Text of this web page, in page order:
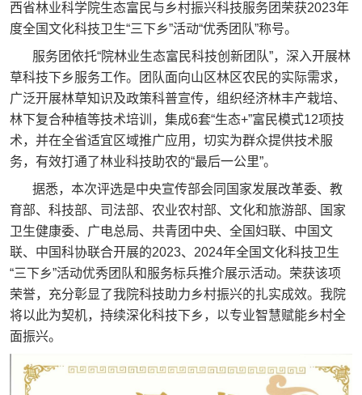
西省林业科学院生态富民与乡村振兴科技服务团荣获2023年
度全国文化科技卫生“三下乡”活动“优秀团队”称号。
服务团依托“院林业生态富民科技创新团队”，深入开展林
草科技下乡服务工作。团队面向山区林区农民的实际需求，
广泛开展林草知识及政策科普宣传，组织经济林丰产栽培、
林下复合种植等技术培训，集成6套“生态+”富民模式12项技
术，并在全省适宜区域推广应用，切实为群众提供技术服
务，有效打通了林业科技助农的“最后一公里”。
据悉，本次评选是中央宣传部会同国家发展改革委、教
育部、科技部、司法部、农业农村部、文化和旅游部、国家
卫生健康委、广电总局、共青团中央、全国妇联、中国文
联、中国科协联合开展的2023、2024年全国文化科技卫生
“三下乡”活动优秀团队和服务标兵推介展示活动。荣获该项
荣誉，充分彰显了我院科技助力乡村振兴的扎实成效。我院
将以此为契机，持续深化科技下乡，以专业智慧赋能乡村全
面振兴。